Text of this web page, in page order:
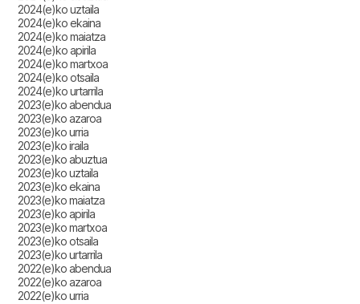
2024(e)ko uztaila
2024(e)ko ekaina
2024(e)ko maiatza
2024(e)ko apirila
2024(e)ko martxoa
2024(e)ko otsaila
2024(e)ko urtarrila
2023(e)ko abendua
2023(e)ko azaroa
2023(e)ko urria
2023(e)ko iraila
2023(e)ko abuztua
2023(e)ko uztaila
2023(e)ko ekaina
2023(e)ko maiatza
2023(e)ko apirila
2023(e)ko martxoa
2023(e)ko otsaila
2023(e)ko urtarrila
2022(e)ko abendua
2022(e)ko azaroa
2022(e)ko urria